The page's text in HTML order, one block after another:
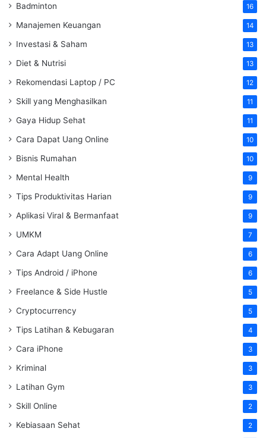
Badminton 16
Manajemen Keuangan 14
Investasi & Saham 13
Diet & Nutrisi 13
Rekomendasi Laptop / PC 12
Skill yang Menghasilkan 11
Gaya Hidup Sehat 11
Cara Dapat Uang Online 10
Bisnis Rumahan 10
Mental Health 9
Tips Produktivitas Harian 9
Aplikasi Viral & Bermanfaat 9
UMKM 7
Cara Adapt Uang Online 6
Tips Android / iPhone 6
Freelance & Side Hustle 5
Cryptocurrency 5
Tips Latihan & Kebugaran 4
Cara iPhone 3
Kriminal 3
Latihan Gym 3
Skill Online 2
Kebiasaan Sehat 2